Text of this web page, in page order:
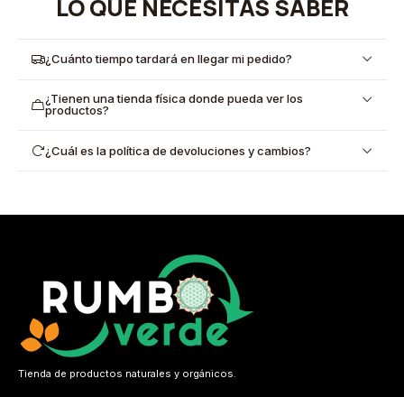
LO QUE NECESITAS SABER
¿Cuánto tiempo tardará en llegar mi pedido?
¿Tienen una tienda física donde pueda ver los
productos?
¿Cuál es la política de devoluciones y cambios?
Tienda de productos naturales y orgánicos.